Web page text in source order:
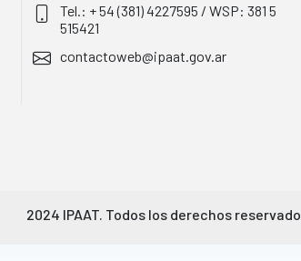
Tel.: + 54 (381) 4227595 / WSP: 381 5
515421
contactoweb@ipaat.gov.ar
2024 IPAAT. Todos los derechos